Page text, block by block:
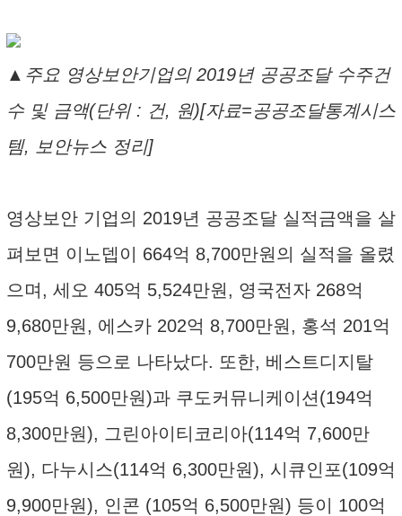
▲주요 영상보안기업의 2019년 공공조달 수주건
수 및 금액(단위 : 건, 원)[자료=공공조달통계시스
템, 보안뉴스 정리]
영상보안 기업의 2019년 공공조달 실적금액을 살
펴보면 이노뎁이 664억 8,700만원의 실적을 올렸
으며, 세오 405억 5,524만원, 영국전자 268억
9,680만원, 에스카 202억 8,700만원, 홍석 201억
700만원 등으로 나타났다. 또한, 베스트디지탈
(195억 6,500만원)과 쿠도커뮤니케이션(194억
8,300만원), 그린아이티코리아(114억 7,600만
원), 다누시스(114억 6,300만원), 시큐인포(109억
9,900만원), 인콘 (105억 6,500만원) 등이 100억